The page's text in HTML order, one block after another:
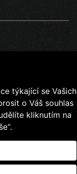
kapel
z.s.
týkající se Vašich
o Váš souhlas
kliknutím na